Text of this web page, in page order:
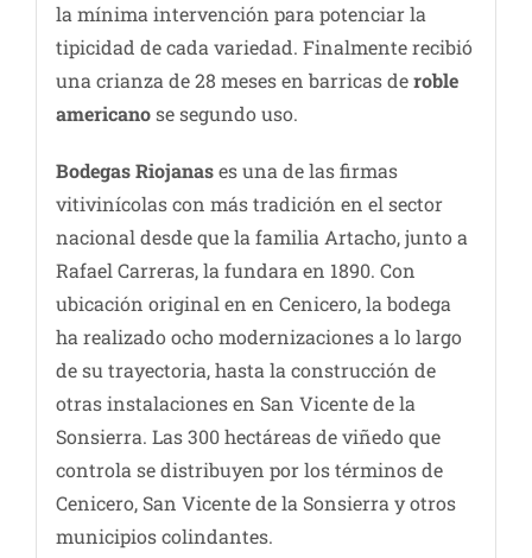
la mínima intervención para potenciar la
tipicidad de cada variedad. Finalmente recibió
una crianza de 28 meses en barricas deroble
americanose segundo uso.
Bodegas Riojanases una de las firmas
vitivinícolas con más tradición en el sector
nacional desde que la familia Artacho, junto a
Rafael Carreras, la fundara en 1890. Con
ubicación original en en Cenicero, la bodega
ha realizado ocho modernizaciones a lo largo
de su trayectoria, hasta la construcción de
otras instalaciones en San Vicente de la
Sonsierra. Las 300 hectáreas de viñedo que
controla se distribuyen por los términos de
Cenicero, San Vicente de la Sonsierra y otros
municipios colindantes.